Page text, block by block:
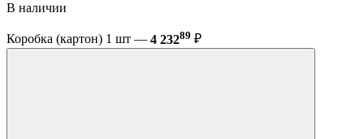
В наличии
Коробка (картон) 1 шт — 4 23289 ₽